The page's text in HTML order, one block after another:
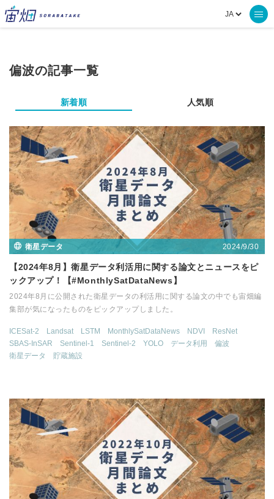
偏波の記事一覧
新着順 人気順
衛星データ 2024/9/30
【2024年8月】衛星データ利活用に関する論文とニュースをピ
ックアップ！【#MonthlySatDataNews】
2024年8月に公開された衛星データの利活用に関する論文の中でも宙畑編
集部が気になったものをピックアップしました。
ICESat-2 Landsat LSTM MonthlySatDataNews NDVI
ResNet
SBAS-InSAR
Sentinel-1 Sentinel-2 YOLO データ利用
偏波
衛星データ
貯蔵施設